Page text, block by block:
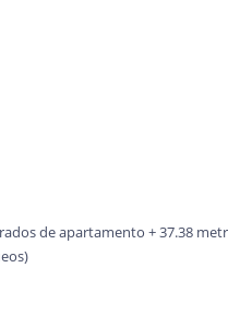
de apartamento + 37.38